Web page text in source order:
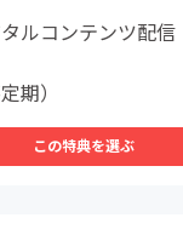
ルコンテンツ配信
期）
この特典を選ぶ